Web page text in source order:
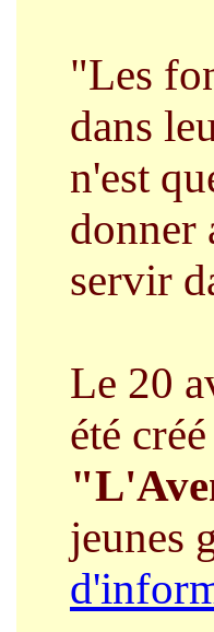
"Les
dans
n'est
donner
servir
Le 20
été
jeunes